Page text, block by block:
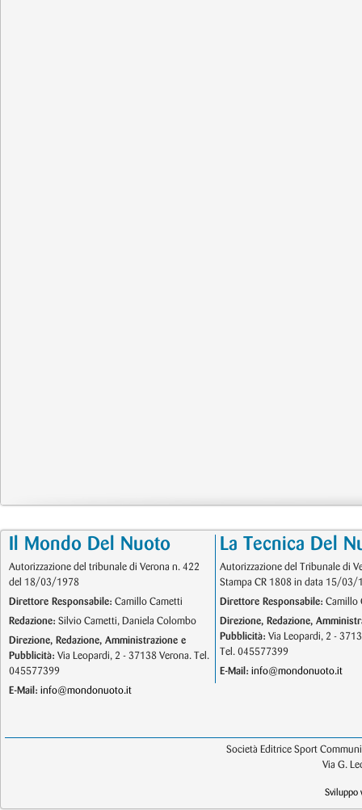
Il Mondo Del Nuoto
Autorizzazione del tribunale di Verona n. 422
del 18/03/1978
Direttore Responsabile: Camillo Cametti
Redazione: Silvio Cametti, Daniela Colombo
Direzione, Redazione, Amministrazione e
Pubblicità: Via Leopardi, 2 - 37138 Verona. Tel.
045577399
E-Mail: info@mondonuoto.it
La Tecnica Del
Autorizzazione del Tribunale di
Stampa CR 1808 in data 15/03/
Direttore Responsabile: Camillo
Direzione, Redazione,
Pubblicità: Via Leopardi, 2 -
Tel. 045577399
E-Mail: info@mondonuoto.it
Società Editrice Sport
Via G.
Sviluppo